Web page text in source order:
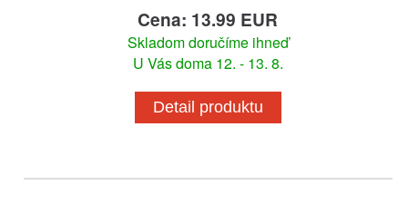
Cena: 13.99 EUR
Skladom doručíme ihneď
U Vás doma 12. - 13. 8.
Detail produktu